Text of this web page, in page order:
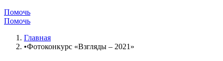
Помочь
Помочь
Главная
•Фотоконкурс «Взгляды – 2021»